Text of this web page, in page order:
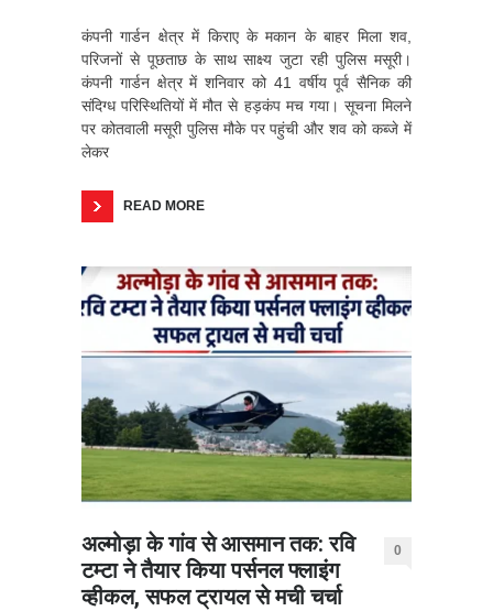
कंपनी गार्डन क्षेत्र में किराए के मकान के बाहर मिला शव,
परिजनों से पूछताछ के साथ साक्ष्य जुटा रही पुलिस मसूरी।
कंपनी गार्डन क्षेत्र में शनिवार को 41 वर्षीय पूर्व सैनिक की
संदिग्ध परिस्थितियों में मौत से हड़कंप मच गया। सूचना मिलने
पर कोतवाली मसूरी पुलिस मौके पर पहुंची और शव को कब्जे में
लेकर
READ MORE
अल्मोड़ा के गांव से आसमान तक: रवि
टम्टा ने तैयार किया पर्सनल फ्लाइंग
व्हीकल, सफल ट्रायल से मची चर्चा
0